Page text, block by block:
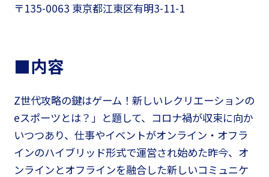
〒135-0063 東京都江東区有明3-11-1
■内容
Z世代攻略の鍵はゲーム！新しいレクリエーションの
eスポーツとは？」と題して、コロナ禍が収束に向か
いつつあり、仕事やイベントがオンライン・オフラ
インのハイブリッド形式で運営され始めた昨今、オ
ンラインとオフラインを融合した新しいコミュニケ